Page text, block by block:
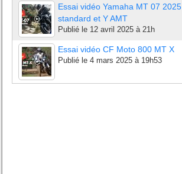
Essai vidéo Yamaha MT 07 2025
standard et Y AMT
Publié le 12 avril 2025 à 21h
Essai vidéo CF Moto 800 MT X
Publié le 4 mars 2025 à 19h53